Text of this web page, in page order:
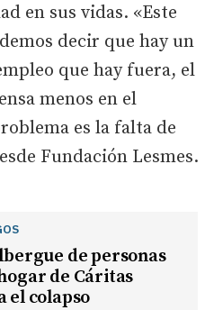
en sus vidas. «Este
decir que hay un
que hay fuera, el
menos en el
es la falta de
Fundación Lesmes.
de personas
de Cáritas
el colapso